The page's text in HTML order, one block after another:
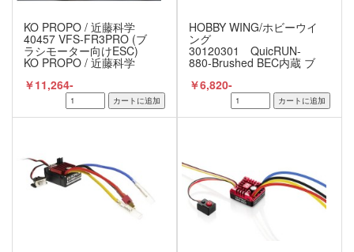
KO PROPO / 近藤科学
40457 VFS-FR3PRO (ブ
ラシモーター向けESC)
KO PROPO / 近藤科学
￥11,264-
HOBBY WING/ホビーウイ
ング
30120301 QuicRUN-
880-Brushed BEC内蔵 ブ
様 ESC
￥6,820-